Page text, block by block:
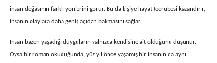
insan doğasının farklı yönlerini görür. Bu da kişiye hayat tecrübesi kazandırır,
insanın olaylara daha geniş açıdan bakmasını sağlar.
İnsan bazen yaşadığı duyguların yalnızca kendisine ait olduğunu düşünür.
Oysa bir roman okuduğunda, yüz yıl önce yaşamış bir insanın da aynı